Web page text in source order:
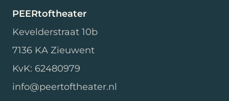
PEERtoftheater
Kevelderstraat 10b
7136 KA Zieuwent
KvK: 62480979
info@peertoftheater.nl